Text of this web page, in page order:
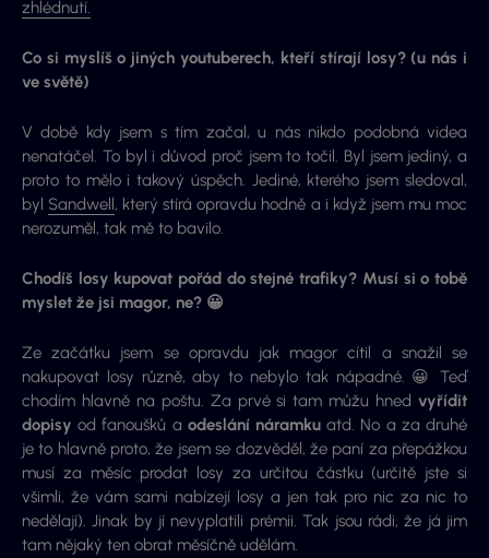
zhlédnutí.
Co si myslíš o jiných youtuberech, kteří stírají losy? (u nás i
ve světě)
V době kdy jsem s tím začal, u nás nikdo podobná videa
nenatáčel. To byl i důvod proč jsem to točil. Byl jsem jediný, a
proto to mělo i takový úspěch. Jediné, kterého jsem sledoval,
byl Sandwell , který stírá opravdu hodně a i když jsem mu moc
nerozuměl, tak mě to bavilo.
Chodíš losy kupovat pořád do stejné trafiky? Musí si o tobě
myslet že jsi magor, ne? 😀
Ze začátku jsem se opravdu jak magor cítil a snažil se
nakupovat losy různě, aby to nebylo tak nápadné. 😀 Teď
chodím hlavně na poštu. Za prvé si tam můžu hned vyřídit
dopisy od fanoušků a odeslání náramku atd. No a za druhé
je to hlavně proto, že jsem se dozvěděl, že paní za přepážkou
musí za měsíc prodat losy za určitou částku (určitě jste si
všimli, že vám sami nabízejí losy a jen tak pro nic za nic to
nedělají). Jinak by jí nevyplatili prémii. Tak jsou rádi, že já jim
tam nějaký ten obrat měsíčně udělám.